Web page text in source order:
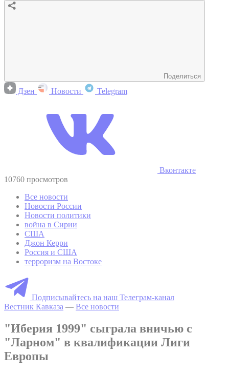
Поделиться
Дзен Новости Telegram
Вконтакте
10760 просмотров
Все новости
Новости России
Новости политики
война в Сирии
США
Джон Керри
Россия и США
терроризм на Востоке
Подписывайтесь на наш Телеграм-канал
Вестник Кавказа — Все новости
"Иберия 1999" сыграла вничью с
"Ларном" в квалификации Лиги
Европы